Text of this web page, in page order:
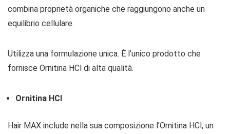
combina proprietà organiche che raggiungono anche un
equilibrio cellulare.
Utilizza una formulazione unica. È l’unico prodotto che
fornisce Ornitina HCl di alta qualità.
Ornitina HCl
Hair MAX include nella sua composizione l’Ornitina HCl, un